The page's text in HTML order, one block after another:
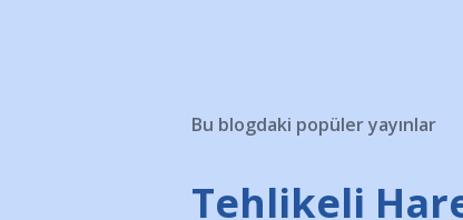
Bu blogdaki popüler yayınlar
Tehlikeli